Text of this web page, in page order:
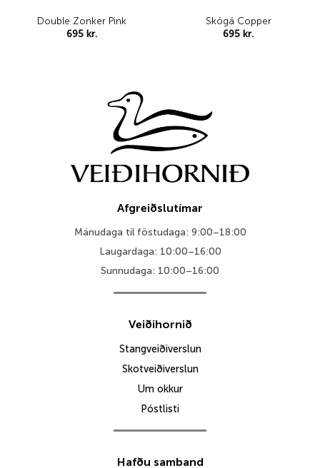
Double Zonker Pink
695 kr.
Skógá Copper
695 kr.
Afgreiðslutímar
Mánudaga til föstudaga: 9:00–18:00
Laugardaga: 10:00–16:00
Sunnudaga: 10:00–16:00
Veiðihornið
Stangveiðiverslun
Skotveiðiverslun
Um okkur
Póstlisti
Hafðu samband